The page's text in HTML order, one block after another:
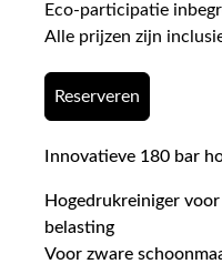
Eco-participatie
Alle prijzen zijn
Reserveren
Innovatieve 180 bar
Hogedrukreiniger
belasting
Voor zware